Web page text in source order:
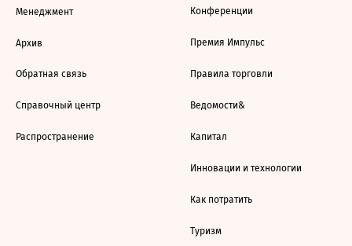
Менеджмент
Архив
Обратная связь
Справочный центр
Распространение
Конференции
Премия Импульс
Правила торговли
Ведомости&
Капитал
Инновации и технологии
Как потратить
Туризм